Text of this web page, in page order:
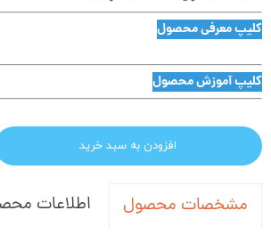
کلیپ معرفی محصول
کلیپ آموزش محصول
افزودن به سبد خرید
مشخصات محصول
اطلاعات